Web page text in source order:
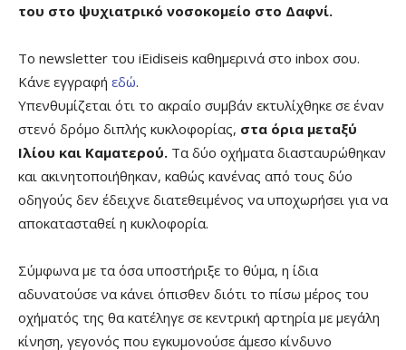
του στο ψυχιατρικό νοσοκομείο στο Δαφνί.
Το newsletter του iEidiseis καθημερινά στο inbox σου.
Κάνε εγγραφή εδώ.
Υπενθυμίζεται ότι το ακραίο συμβάν εκτυλίχθηκε σε έναν
στενό δρόμο διπλής κυκλοφορίας, στα όρια μεταξύ
Ιλίου και Καματερού. Τα δύο οχήματα διασταυρώθηκαν
και ακινητοποιήθηκαν, καθώς κανένας από τους δύο
οδηγούς δεν έδειχνε διατεθειμένος να υποχωρήσει για να
αποκατασταθεί η κυκλοφορία.
Σύμφωνα με τα όσα υποστήριξε το θύμα, η ίδια
αδυνατούσε να κάνει όπισθεν διότι το πίσω μέρος του
οχήματός της θα κατέληγε σε κεντρική αρτηρία με μεγάλη
κίνηση, γεγονός που εγκυμονούσε άμεσο κίνδυνο